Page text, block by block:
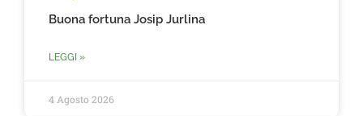
Buona fortuna Josip Jurlina
LEGGI »
4 Agosto 2026